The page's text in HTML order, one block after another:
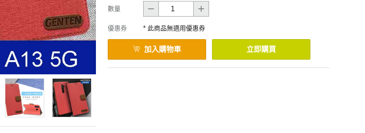
數量
優惠券 * 此商品無適用優惠券
加入購物車 立即購買